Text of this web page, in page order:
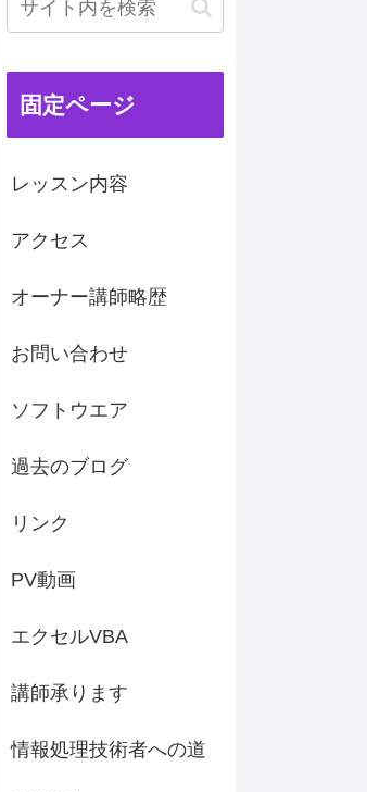
固定ページ
レッスン内容
アクセス
オーナー講師略歴
お問い合わせ
ソフトウエア
過去のブログ
リンク
PV動画
エクセルVBA
講師承ります
情報処理技術者への道